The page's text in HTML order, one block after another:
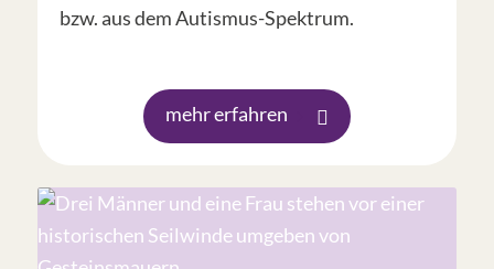
bzw. aus dem Autismus-Spektrum.
mehr erfahren